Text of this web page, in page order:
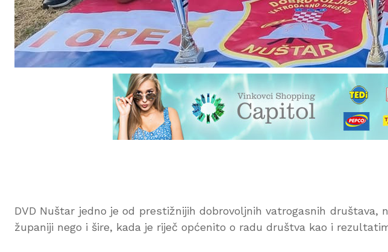
DVD Nuštar jedno je od prestižnijih dobrovoljnih vatrogasnih društava,
županiji nego i šire, kada je riječ općenito o radu društva kao i